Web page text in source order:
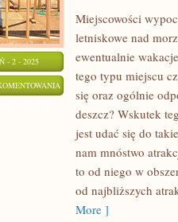
- 2 - 2025
WIĘKSZOŚĆ
DZISIEJSZYCH
WALCZYĆ
Miejscowości
letniskowe nad
ewentualnie
tego typu miejscu
się oraz ogólnie
deszcz? Wskutek
jest udać się do
nam mnóstwo
to od niego w
od najbliższych
More ]